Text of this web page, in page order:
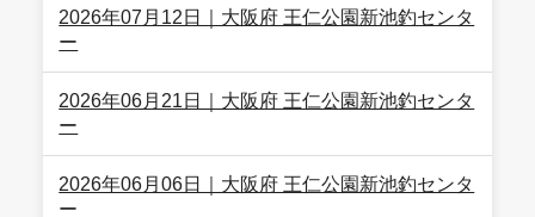
2026年07月12日｜大阪府 王仁公園新池釣センタ
ー
2026年06月21日｜大阪府 王仁公園新池釣センタ
ー
2026年06月06日｜大阪府 王仁公園新池釣センタ
ー